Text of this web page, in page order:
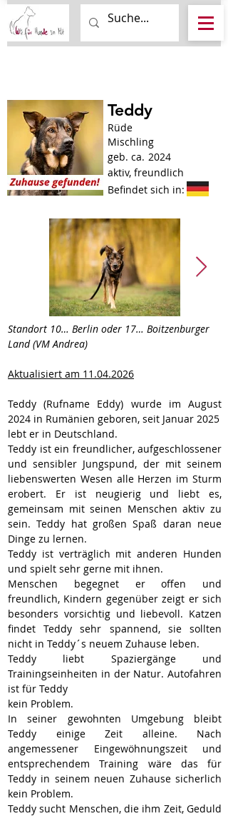
Teddy
Rüde
Mischling
geb. ca. 2024
aktiv, freundlich
Befindet sich in:
Standort 10… Berlin oder 17… Boitzenburger
Land (VM Andrea)
Aktualisiert am 11.04.2026
Teddy (Rufname Eddy) wurde im August
2024 in Rumänien geboren, seit Januar 2025
lebt er in Deutschland.
Teddy ist ein freundlicher, aufgeschlossener
und sensibler Jungspund, der mit seinem
liebenswerten Wesen alle Herzen im Sturm
erobert. Er ist neugierig und liebt es,
gemeinsam mit seinen Menschen aktiv zu
sein. Teddy hat großen Spaß daran neue
Dinge zu lernen.
Teddy ist verträglich mit anderen Hunden
und spielt sehr gerne mit ihnen.
Menschen begegnet er offen und
freundlich, Kindern gegenüber zeigt er sich
besonders vorsichtig und liebevoll. Katzen
findet Teddy sehr spannend, sie sollten
nicht in Teddy´s neuem Zuhause leben.
Teddy liebt Spaziergänge und
Trainingseinheiten in der Natur. Autofahren
ist für Teddy
kein Problem.
In seiner gewohnten Umgebung bleibt
Teddy einige Zeit alleine. Nach
angemessener Eingewöhnungszeit und
entsprechendem Training wäre das für
Teddy in seinem neuen Zuhause sicherlich
kein Problem.
Teddy sucht Menschen, die ihm Zeit, Geduld